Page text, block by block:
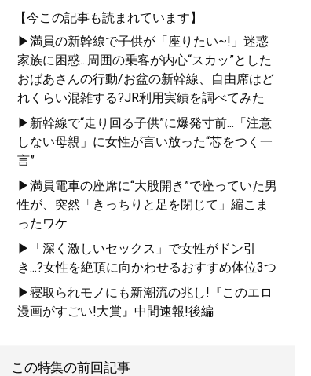
【今この記事も読まれています】
▶満員の新幹線で子供が「座りたい~!」迷惑
家族に困惑...周囲の乗客が内心“スカッ”とした
おばあさんの行動/お盆の新幹線、自由席はど
れくらい混雑する?JR利用実績を調べてみた
▶新幹線で“走り回る子供”に爆発寸前...「注意
しない母親」に女性が言い放った“芯をつく一
言”
▶満員電車の座席に“大股開き”で座っていた男
性が、突然「きっちりと足を閉じて」縮こま
ったワケ
▶「深く激しいセックス」で女性がドン引
き...?女性を絶頂に向かわせるおすすめ体位3つ
▶寝取られモノにも新潮流の兆し!『このエロ
漫画がすごい!大賞』中間速報!後編
この特集の前回記事